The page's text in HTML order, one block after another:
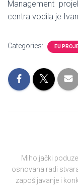
Management
centra vodila je
Categories: EU
Miholjački
osnovana radi
zapošljavanje i